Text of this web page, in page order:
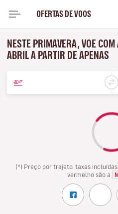
OFERTAS DE VOOS
NESTE PRIMAVERA, VOE COM
ABRIL A PARTIR DE APENAS
(*) Preço por trajeto, taxas
vermelho são a